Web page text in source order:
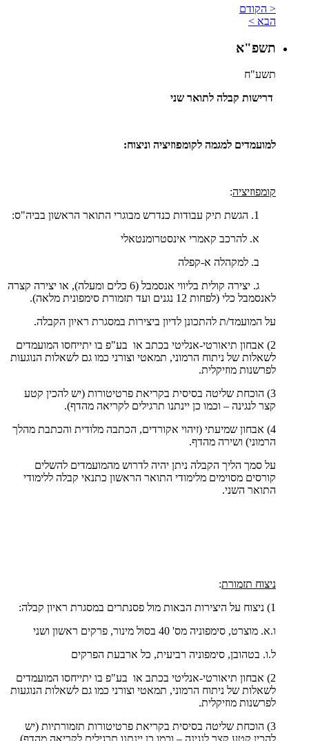
< הקודם
הבא >
תשפ"א
תשע"ח
דרישות קבלה לתואר שני
למועמדים למגמה לקומפוזיציה וניצוח:
קומפוזיציה:
הגשת תיק עבודות כנדרש מבוגרי התואר הראשון בביה"ס:
א. להרכב קאמרי אינסטרומנטאלי
ב. למקהלה א-קפלה
ג. יצירה קולית בליווי אנסמבל (6 כלים ומעלה), או יצירה קצרה
לאנסמבל כלי (לפחות 12 נגנים ועד תזמורת סימפונית מלאה).
על המועמד/ת להתכונן לדיון ביצירות במסגרת ראיון הקבלה.
2) אבחון תיאורטי-אנליטי בכתב או בע"פ בו יתייחסו המועמדים
לשאלות של ניתוח הרמוני, תמאטי וצורני כמו גם לשאלות הנוגעות
לפרשנות מוזיקלית.
3) הוכחת שליטה בסיסית בקריאת פרטיטורות (יש להכין קטע
קצר לנגינה – וכמו כן יינתנו תרגילים לקריאה מהדף).
4) אבחון שמיעתי (זיהוי אקורדים, הכתבה מלודית והכתבת מהלך
הרמוני) ושירה מהדף.
על סמך הליך הקבלה ניתן יהיה לדרוש מהמועמדים להשלים
קורסים מסוימים מלימודי התואר הראשון כתנאי קבלה ללימודי
התואר השני.
ניצוח תזמורת:
1) ניצוח על היצירות הבאות מול פסנתרים במסגרת ראיון קבלה:
ו.א. מוצרט, סימפוניה מס' 40 בסול מינור, פרקים ראשון ושני
ל.ו. בטהובן, סימפוניה רביעית, כל ארבעת הפרקים
2) אבחון תיאורטי-אנליטי בכתב או בע"פ בו יתייחסו המועמדים
לשאלות של ניתוח הרמוני, תמאטי וצורני כמו גם לשאלות הנוגעות
לפרשנות מוזיקלית.
3) הוכחת שליטה בסיסית בקריאת פרטיטורות תזמורתיות (יש